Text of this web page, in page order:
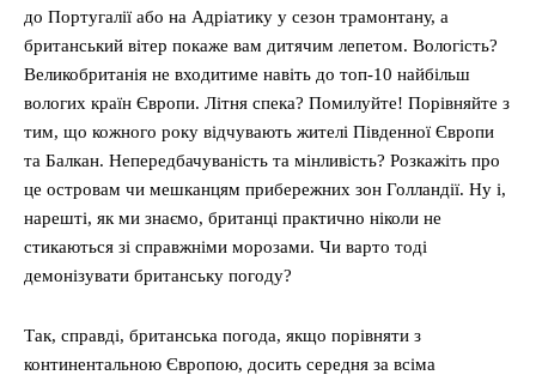
до Португалії або на Адріатику у сезон трамонтану, а
британський вітер покаже вам дитячим лепетом. Вологість?
Великобританія не входитиме навіть до топ-10 найбільш
вологих країн Європи. Літня спека? Помилуйте! Порівняйте з
тим, що кожного року відчувають жителі Південної Європи
та Балкан. Непередбачуваність та мінливість? Розкажіть про
це островам чи мешканцям прибережних зон Голландії. Ну і,
нарешті, як ми знаємо, британці практично ніколи не
стикаються зі справжніми морозами. Чи варто тоді
демонізувати британську погоду?
Так, справді, британська погода, якщо порівняти з
континентальною Європою, досить середня за всіма